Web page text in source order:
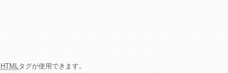
HTMLタグが使用できます。